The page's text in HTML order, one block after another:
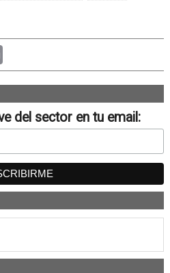
Email
del sector en tu email: